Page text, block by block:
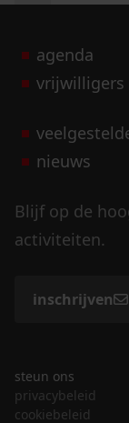
agenda
vrijwilligers
nieuws
Blijf op de
activiteiten.
inschrijven
steun ons
privacybeleid
cookiebeleid